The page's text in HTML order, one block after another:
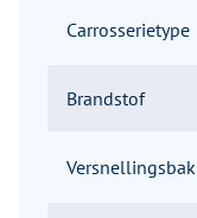
Carrosserietype
Brandstof
Versnellingsbak